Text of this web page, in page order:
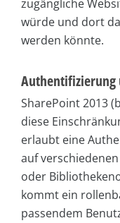
zugängliche
würde und dort
werden könnte.
SharePoint 2013
diese
erlaubt eine
auf
oder
kommt ein
passendem